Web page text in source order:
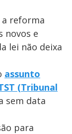
reforma
novos e
lei não deixa
assunto
(Tribunal
sem data
para